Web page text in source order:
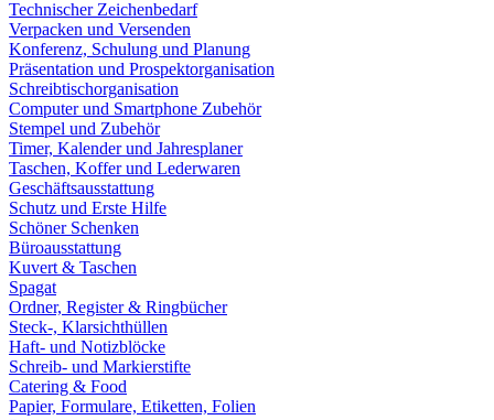
Technischer Zeichenbedarf
Verpacken und Versenden
Konferenz, Schulung und Planung
Präsentation und Prospektorganisation
Schreibtischorganisation
Computer und Smartphone Zubehör
Stempel und Zubehör
Timer, Kalender und Jahresplaner
Taschen, Koffer und Lederwaren
Geschäftsausstattung
Schutz und Erste Hilfe
Schöner Schenken
Büroausstattung
Kuvert & Taschen
Spagat
Ordner, Register & Ringbücher
Steck-, Klarsichthüllen
Haft- und Notizblöcke
Schreib- und Markierstifte
Catering & Food
Papier, Formulare, Etiketten, Folien